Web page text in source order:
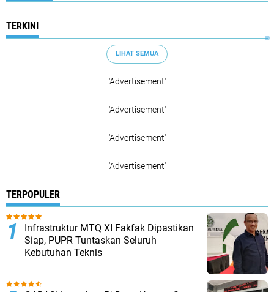
TERKINI
LIHAT SEMUA
'Advertisement'
'Advertisement'
'Advertisement'
'Advertisement'
TERPOPULER
Infrastruktur MTQ XI Fakfak Dipastikan
Siap, PUPR Tuntaskan Seluruh
Kebutuhan Teknis